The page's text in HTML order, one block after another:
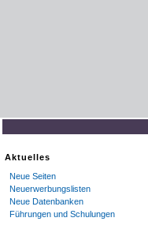
Aktuelles
Neue Seiten
Neuerwerbungslisten
Neue Datenbanken
Führungen und Schulungen